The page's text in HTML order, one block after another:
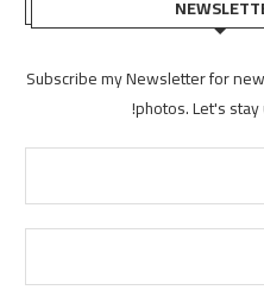
Subscribe my Newsletter for
photos. Let's stay